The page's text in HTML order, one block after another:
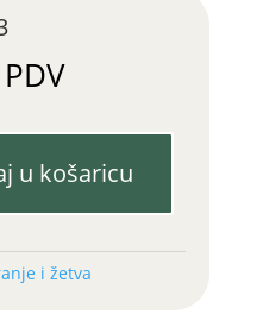
u košaricu
i žetva